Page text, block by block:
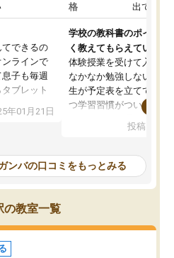
できるの
ラインで
子も毎週
ブレット
になりまし
とても気
均点以上の
と1年受験ま
使用しな
ます！
年01月21日
格
出ていな
学校の教科書のポイント
く教えてもらえている
体験授業を受けて入塾し
なかなか勉強しない息子
生が予定表を立ててくれ
つ学習習慣がついてきま
指導が無い日も予定表
問できるのでとても助か
投稿日：
ンバの口コミをもっとみる
の教室一覧